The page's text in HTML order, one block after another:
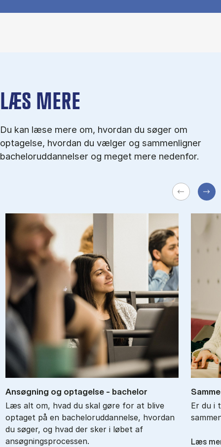
LÆS MERE
Du kan læse mere om, hvordan du søger om
optagelse, hvordan du vælger og sammenligner
bacheloruddannelser og meget mere nedenfor.
An­søg­ning og op­ta­gel­se - ba­chel­or
Læs alt om, hvad du skal gøre for at blive
optaget på en bacheloruddannelse, hvordan
du søger, og hvad der sker i løbet af
ansøgningsprocessen.
Er du i
Læs